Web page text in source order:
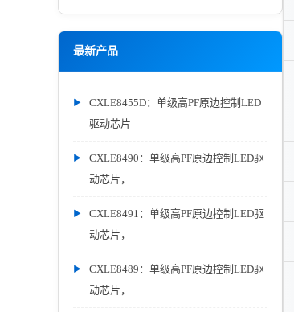
最新产品
CXLE8455D：单级高PF原边控制LED
驱动芯片
CXLE8490：单级高PF原边控制LED驱
动芯片，
CXLE8491：单级高PF原边控制LED驱
动芯片，
CXLE8489：单级高PF原边控制LED驱
动芯片，